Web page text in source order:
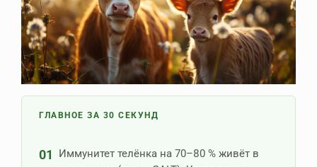
ГЛАВНОЕ ЗА 30 СЕКУНД
01
Иммунитет телёнка на 70–80 % живёт в